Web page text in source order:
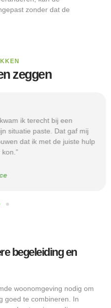
zonder dat de
zeggen
ik terecht bij een
situatie paste. Dat gaf mij
dat ik met de juiste hulp
begeleiding en
woonomgeving nodig om
goed te combineren. In